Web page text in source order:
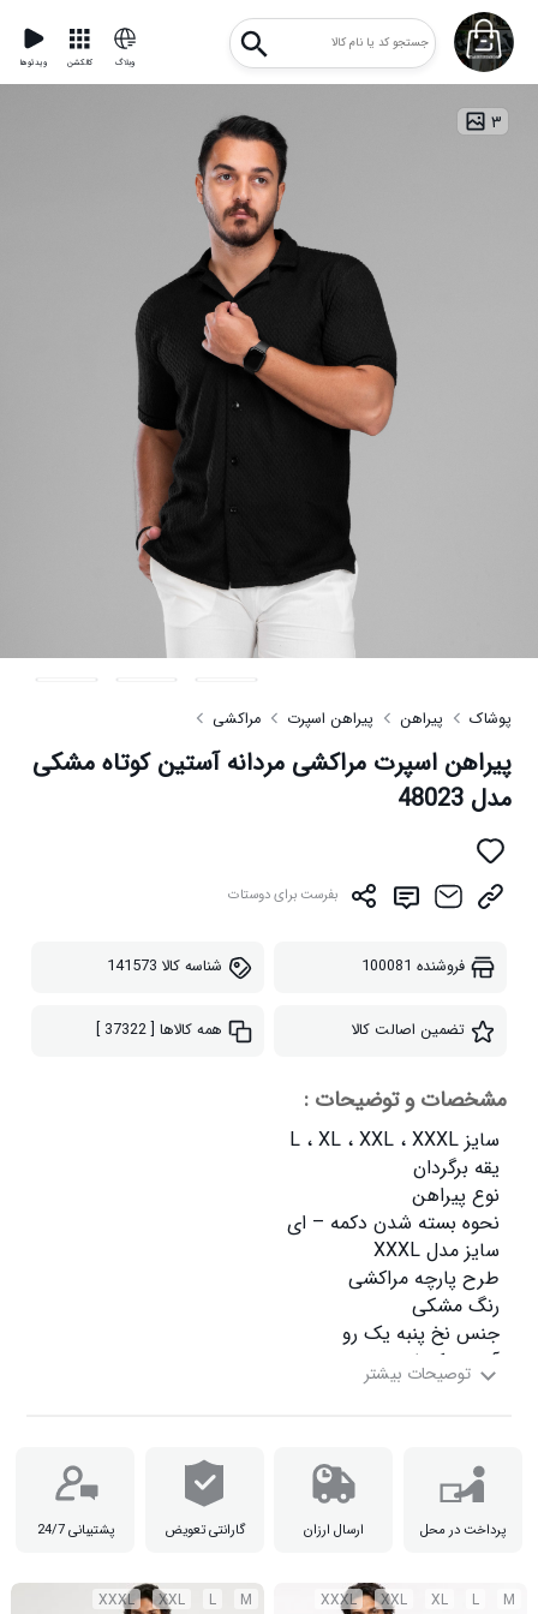
ویدئوها کالکشن وبلاگ
۳
پوشاک پیراهن پیراهن اسپرت مراکشی
پیراهن اسپرت مراکشی مردانه آستین کوتاه مشکی
مدل 48023
بفرست برای دوستات
فروشنده 100081 شناسه کالا 141573
تضمین اصالت کالا همه کالاها [ 37322 ]
مشخصات و توضیحات :
سایز XXXL دور سینه  114 قد  77 آستین  25
پرداخت در محل ارسال ارزان گارانتی تعویض پشتیبانی 24/7
M
L
XXL
XXXL M
L
XL
XXL
XXXL